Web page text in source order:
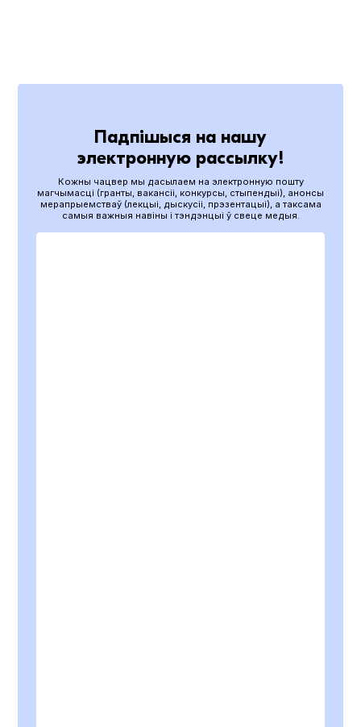
Падпішыся на нашу
электронную рассылку!
Кожны чацвер мы дасылаем на электронную пошту
магчымасці (гранты, вакансіі, конкурсы, стыпендыі), анонсы
мерапрыемстваў (лекцыі, дыскусіі, прэзентацыі), а таксама
самыя важныя навіны і тэндэнцыі ў свеце медыя.